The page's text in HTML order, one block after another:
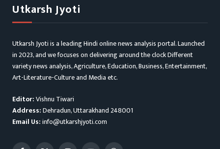
Utkarsh Jyoti
Utkarsh Jyoti is a leading Hindi online news analysis portal. Launched
in 2023, and we focuses on delivering around the clock Different
variety news analysis, Agriculture, Education, Business, Entertainment,
Art-Literature-Culture and Media etc.
Editor:Vishnu Tiwari
Address:Dehradun, Uttarakhand 248001
Email Us:info@utkarshjyoti.com